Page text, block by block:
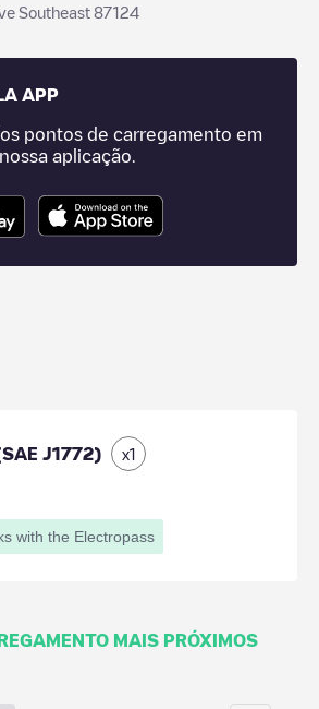
Southeast 87124
APP
pontos de carregamento em
aplicação.
J1772) x1
with the Electropass
MAIS PRÓXIMOS